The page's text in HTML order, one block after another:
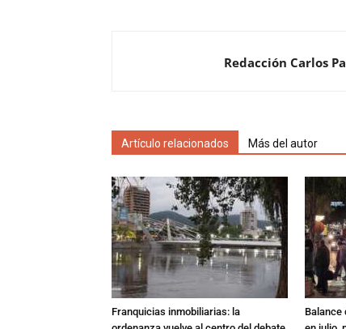
Redacción Carlos
Artículo relacionados Más del autor
Franquicias inmobiliarias: la
Balance